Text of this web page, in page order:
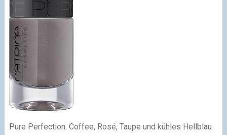
Pure Perfection. Coffee, Rosé, Taupe und kühles Hellblau